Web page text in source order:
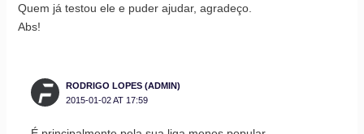
Quem já testou ele e puder ajudar, agradeço.
Abs!
RODRIGO LOPES (ADMIN)
2015-01-02 AT 17:59